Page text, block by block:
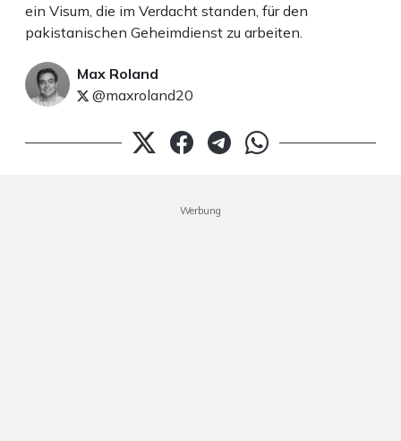
ein Visum, die im Verdacht standen, für den
pakistanischen Geheimdienst zu arbeiten.
Max Roland
@maxroland20
Werbung